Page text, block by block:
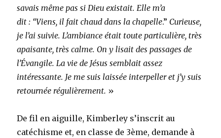
savais même pas si Dieu existait. Elle m’a
dit : “Viens, il fait chaud dans la chapelle.” Curieuse,
je l’ai suivie. L’ambiance était toute particulière, très
apaisante, très calme. On y lisait des passages de
l’Évangile. La vie de Jésus semblait assez
intéressante. Je me suis laissée interpeller et j’y suis
retournée régulièrement. »
De fil en aiguille, Kimberley s’inscrit au
catéchisme et, en classe de 3ème, demande à